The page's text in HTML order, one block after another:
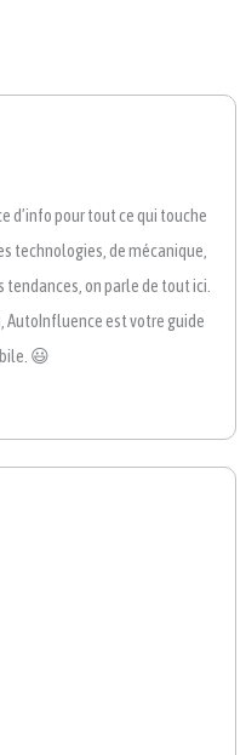
d’info pour tout ce qui touche
technologies, de mécanique,
tendances, on parle de tout ici.
AutoInfluence est votre guide
😃